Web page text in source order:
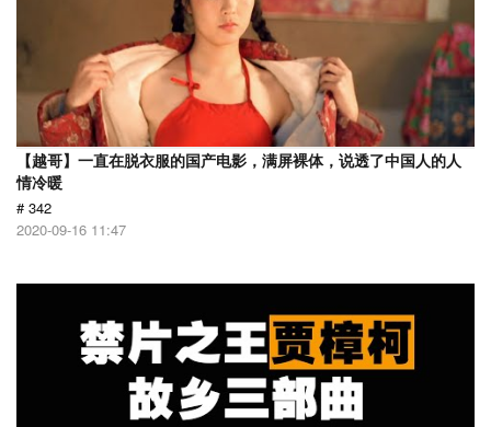
【越哥】一直在脱衣服的国产电影，满屏裸体，说透了中国人的人
情冷暖
# 342
2020-09-16 11:47